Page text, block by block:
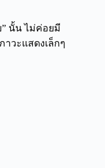
นั้น ไม่ค่อยมี
วะแสดงเล็กๆ